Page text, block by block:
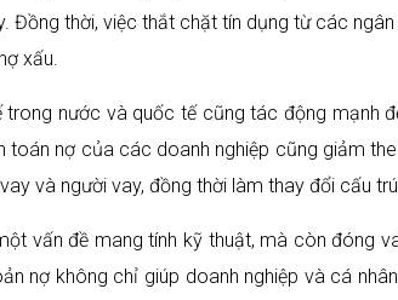
Đồng thời, việc thắt chặt tín dụng từ các
xấu.
trong nước và quốc tế cũng tác động mạnh
toán nợ của các doanh nghiệp cũng giảm
và người vay, đồng thời làm thay đổi cấu
vấn đề mang tính kỹ thuật, mà còn đóng
nợ không chỉ giúp doanh nghiệp và cá